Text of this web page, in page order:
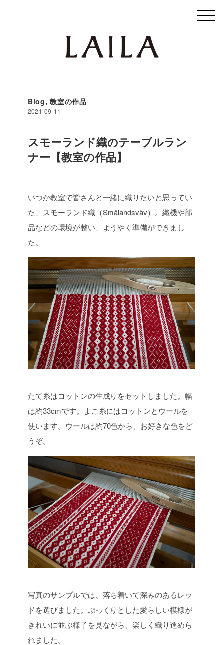
Blog,教室の作品
2021-09-11
スモーランド織のテーブルラン
ナー【教室の作品】
いつか教室で皆さんと一緒に織りたいと思ってい
た、スモーランド織（Smålandsväv）。 織機や部
品などの環境が整い、ようやく準備ができまし
た。
たて糸はコットンの生成りをセットしました。幅
は約33cmです。 よこ糸にはコットンとウールを
使います。ウールは約70色から、お好きな色をど
うぞ。
写真のサンプルでは、落ち着いて深みのあるレッ
ドを選びました。 ぷっくりとした愛らしい模様が
きれいに並ぶ様子を見ながら、楽しく織り進めら
れました。